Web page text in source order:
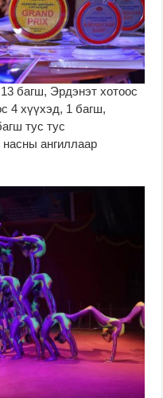
багш, Эрдэнэт хотоос
4 хүүхэд, 1 багш,
тус тус
ангиллаар